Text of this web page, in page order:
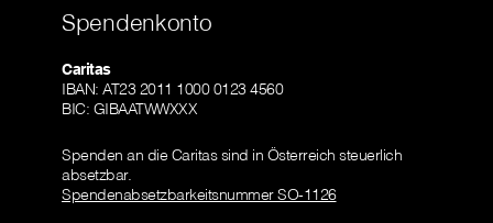
Spendenkonto
Caritas
IBAN: AT23 2011 1000 0123 4560
BIC: GIBAATWWXXX
Spenden an die Caritas sind in Österreich steuerlich
absetzbar.
Spendenabsetzbarkeitsnummer SO-1126